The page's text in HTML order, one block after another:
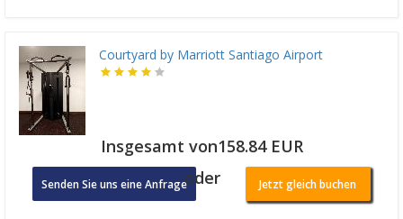
Courtyard by Marriott Santiago Airport
Insgesamt von158.84 EUR
Senden Sie uns eine Anfrageoder Jetzt gleich buchen